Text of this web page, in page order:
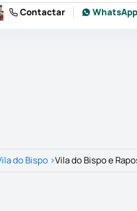
Contactar
WhatsApp
do Bispo >Vila do Bispo e